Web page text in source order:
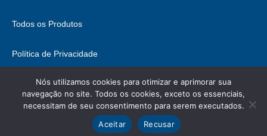
Todos os Produtos
Política de Privacidade
Fale Conosco
© 2026 Brasil Hobbies - WordPress Theme byKadence WP
, podem conter direitos.
Nós utilizamos cookies para otimizar e aprimorar sua
navegação no site. Todos os cookies, exceto os essenciais,
necessitam de seu consentimento para serem executados.
Aceitar
Recusar